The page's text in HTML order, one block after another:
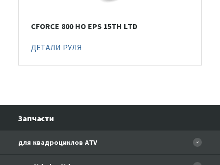
CFORCE 800 HO EPS 15TH LTD
ДЕТАЛИ РУЛЯ
Запчасти
для квадроциклов ATV
CFORCE 110 EFI